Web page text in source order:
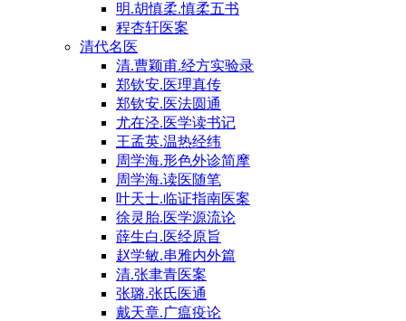
明.胡慎柔.慎柔五书
程杏轩医案
清代名医
清.曹颖甫.经方实验录
郑钦安.医理真传
郑钦安.医法圆通
尤在泾.医学读书记
王孟英.温热经纬
周学海.形色外诊简摩
周学海.读医随笔
叶天士.临证指南医案
徐灵胎.医学源流论
薛生白.医经原旨
赵学敏.串雅内外篇
清.张聿青医案
张璐.张氏医通
戴天章.广瘟疫论